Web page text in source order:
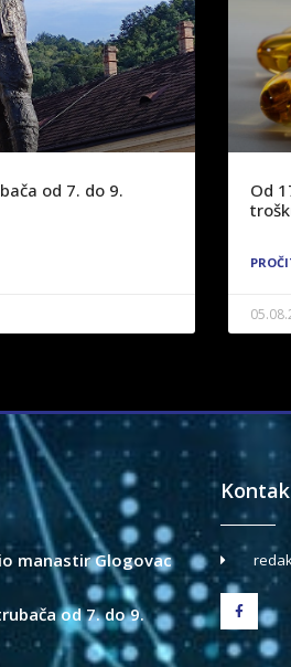
od 7. do 9.
Od
manastir Glogovac
od 7. do 9.